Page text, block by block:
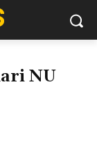
NU